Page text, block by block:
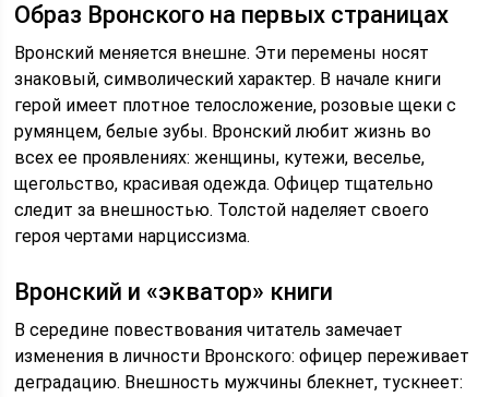
Образ Вронского на первых страницах
Вронский меняется внешне. Эти перемены носят
знаковый, символический характер. В начале книги
герой имеет плотное телосложение, розовые щеки с
румянцем, белые зубы. Вронский любит жизнь во
всех ее проявлениях: женщины, кутежи, веселье,
щегольство, красивая одежда. Офицер тщательно
следит за внешностью. Толстой наделяет своего
героя чертами нарциссизма.
Вронский и «экватор» книги
В середине повествования читатель замечает
изменения в личности Вронского: офицер переживает
деградацию. Внешность мужчины блекнет, тускнеет: